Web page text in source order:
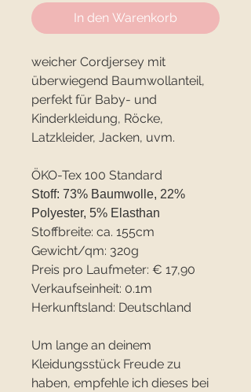
In den Warenkorb
weicher Cordjersey mit
überwiegend Baumwollanteil,
perfekt für Baby- und
Kinderkleidung, Röcke,
Latzkleider, Jacken, uvm.
ÖKO-Tex 100 Standard
Stoff: 73% Baumwolle, 22%
Polyester, 5% Elasthan
Stoffbreite: ca. 155cm
Gewicht/qm: 320g
Preis pro Laufmeter: € 17,90
Verkaufseinheit: 0.1m
Herkunftsland: Deutschland
Um lange an deinem
Kleidungsstück Freude zu
haben, empfehle ich dieses bei